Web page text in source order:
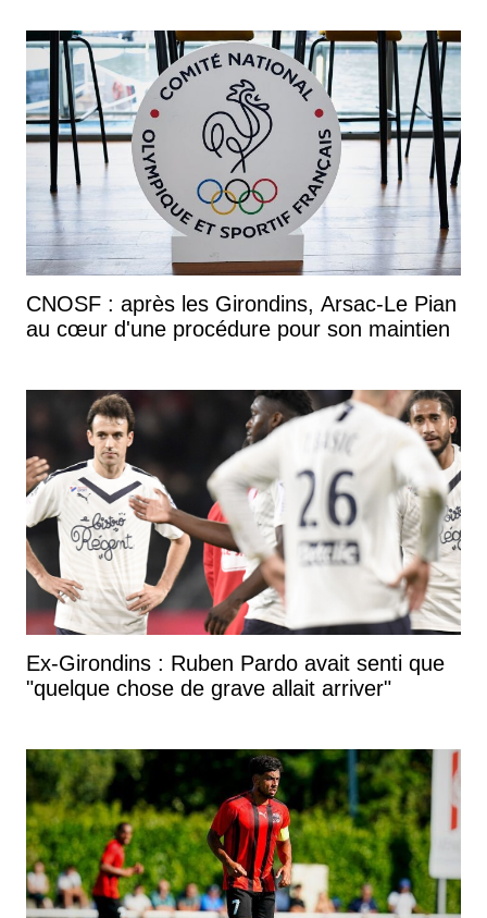
CNOSF : après les Girondins, Arsac-Le Pian
au cœur d'une procédure pour son maintien
Ex-Girondins : Ruben Pardo avait senti que
"quelque chose de grave allait arriver"